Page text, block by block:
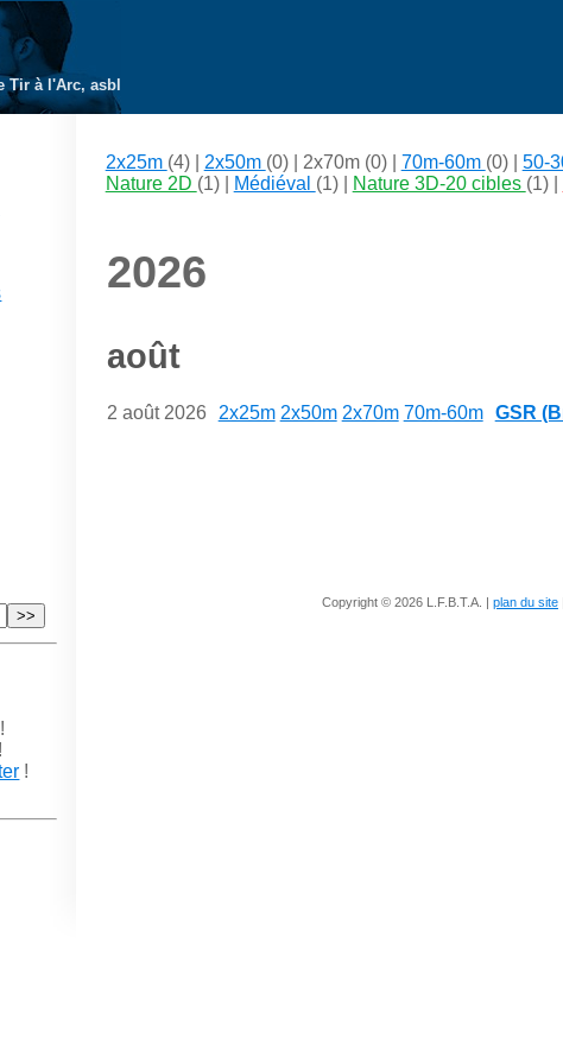
Tir à l'Arc, asbl
!
!
!
2x25m (4) | 2x50m (0) | 2x70m (0) | 70m-60m (0) | 50-
Nature 2D (1) | Médiéval (1) | Nature 3D-20 cibles (1) |
2026
août
2 août 2026 2x25m 2x50m 2x70m 70m-60m GSR
Copyright © 2026 L.F.B.T.A. | plan du site